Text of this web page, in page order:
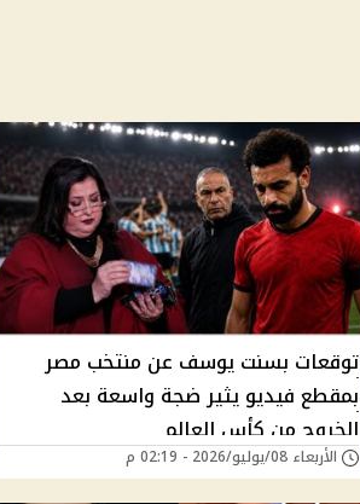
توقعات بسنت يوسف عن منتخب مصر
بمقطع فيديو يثير ضجة واسعة بعد
الخروج من كأس العالم
الأربعاء 08/يوليو/2026 - 02:19 م